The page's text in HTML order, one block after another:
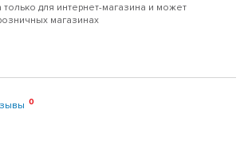
только для интернет-магазина и может
магазинах